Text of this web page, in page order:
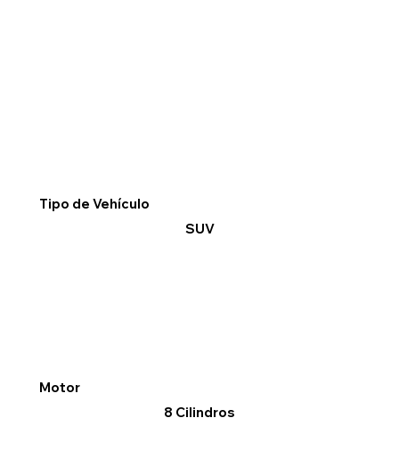
Tipo de Vehículo
SUV
Motor
8 Cilindros